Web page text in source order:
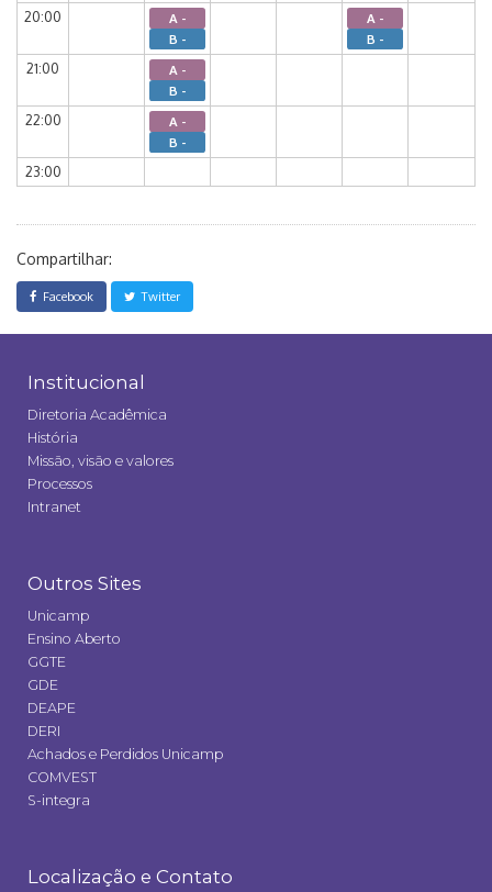
20:00
A -
B -
A -
B -
21:00
A -
B -
22:00
A -
B -
23:00
Compartilhar:
Facebook Twitter
Institucional
Diretoria Acadêmica
História
Missão, visão e valores
Processos
Intranet
Outros Sites
Unicamp
Ensino Aberto
GGTE
GDE
DEAPE
DERI
Achados e Perdidos Unicamp
COMVEST
S-integra
Localização e Contato